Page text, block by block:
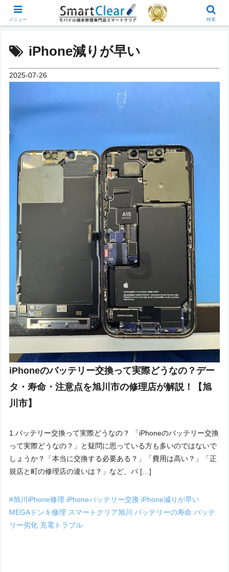
iPhone減りが早い
2025-07-26
iPhoneのバッテリー交換って実際どうなの？デー
タ・寿命・注意点を旭川市の修理店が解説！【旭
川市】
1.バッテリー交換って実際どうなの？ 「iPhoneのバッテリー交換
って実際どうなの？」と疑問に思っている方も多いのではないで
しょうか？「本当に交換する必要ある？」「費用は高い？」「正
規店と町の修理店の違いは？」など、バ […]
#旭川iPhone修理 iPhoneバッテリー交換 iPhone減りが早い
MEGAドンキ修理 スマートクリア旭川バッテリーの寿命バッテ
リー劣化 充電トラブル
メニュー 検索